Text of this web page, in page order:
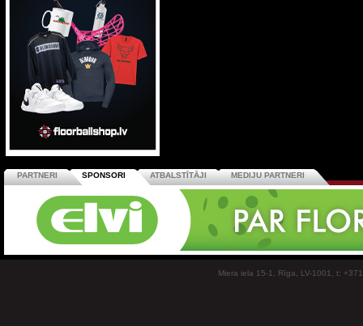
PARTNERI SPONSORI ATBALSTĪTĀJI MEDIJU PARTNERI
Miera iela 15-1, Rīga, LV-1001, t: